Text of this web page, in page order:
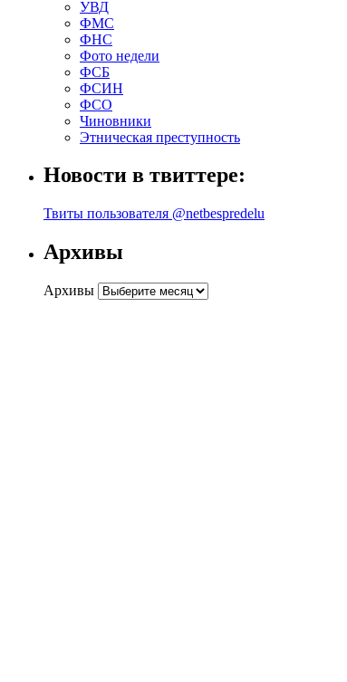
УВД
ФМС
ФНС
Фото недели
ФСБ
ФСИН
ФСО
Чиновники
Этническая преступность
Новости в твиттере:
Твиты пользователя @netbespredelu
Архивы
Архивы